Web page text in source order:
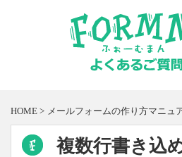
HOME > メールフォームの作り方マニュ
複数行書き込